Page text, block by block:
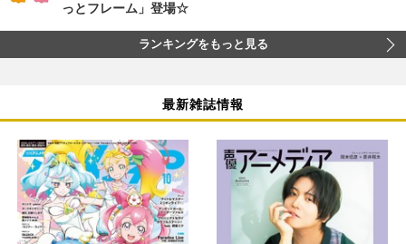
っとフレーム」登場☆
ランキングをもっと見る
最新雑誌情報